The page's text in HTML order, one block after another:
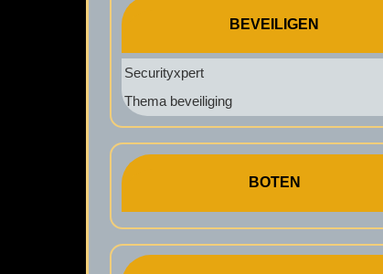
BEVEILIGEN
Securityxpert
Thema beveiliging
BOTEN